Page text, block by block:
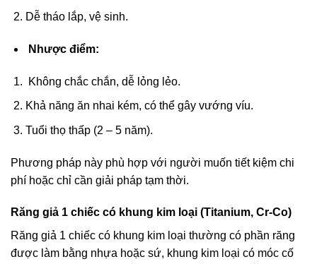
Dễ tháo lắp, vệ sinh.
Nhược điểm:
Không chắc chắn, dễ lỏng lẻo.
Khả năng ăn nhai kém, có thể gây vướng víu.
Tuổi thọ thấp (2 – 5 năm).
Phương pháp này phù hợp với người muốn tiết kiệm chi
phí hoặc chỉ cần giải pháp tạm thời.
Răng giả 1 chiếc có khung kim loại (Titanium, Cr-Co)
Răng giả 1 chiếc có khung kim loại thường có phần răng
được làm bằng nhựa hoặc sứ, khung kim loại có móc cố